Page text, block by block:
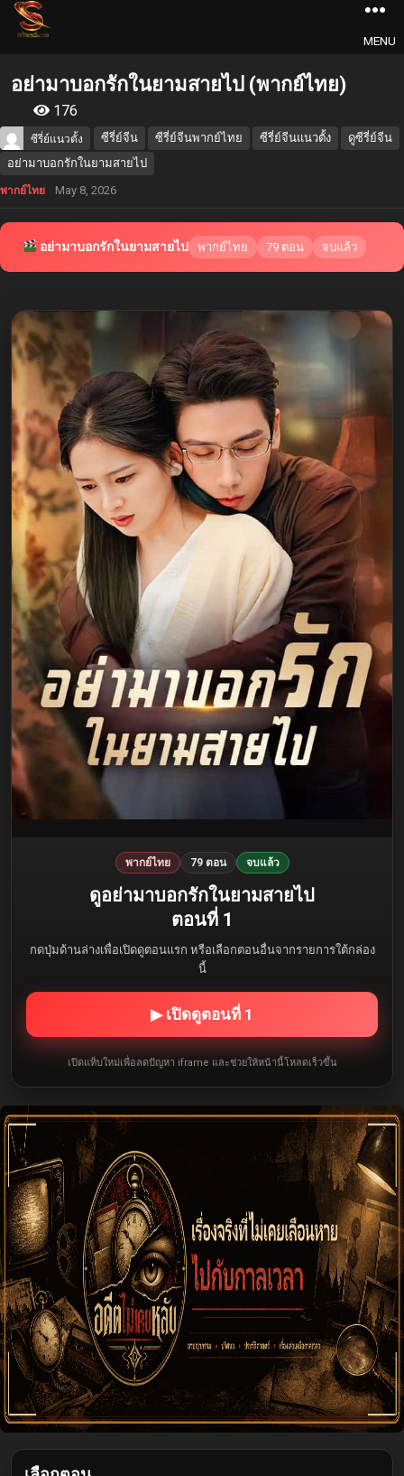
MENU
อย่ามาบอกรักในยามสายไป (พากย์ไทย)
176
ซีรี่ย์แนวตั้ง ซีรี่ย์จีน ซีรี่ย์จีนพากย์ไทย ซีรี่ย์จีนแนวตั้ง
ดูซีรี่ย์จีน
อย่ามาบอกรักในยามสายไป
พากย์ไทย May 8, 2026
อย่ามาบอกรักในยามสายไป พากย์ไทย 79 ตอน จบแล้ว
พากย์ไทย 79 ตอน จบแล้ว
ดูอย่ามาบอกรักในยามสายไป
ตอนที่ 1
กดปุ่มด้านล่างเพื่อเปิดดูตอนแรก หรือเลือกตอนอื่นจากรายการใต้กล่อง
นี้
▶ เปิดดูตอนที่ 1
เปิดแท็บใหม่เพื่อลดปัญหา iframe และช่วยให้หน้านี้โหลดเร็วขึ้น